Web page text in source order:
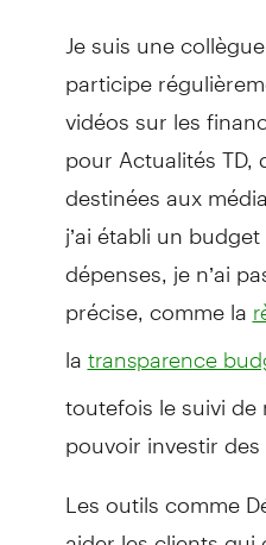
Je suis une
participe
vidéos sur les
pour Actualités
destinées aux
j’ai établi un
dépenses, je n’ai
précise, comme la
la transparence
toutefois le suivi
pouvoir investir
Les outils comme
aider les clients qui